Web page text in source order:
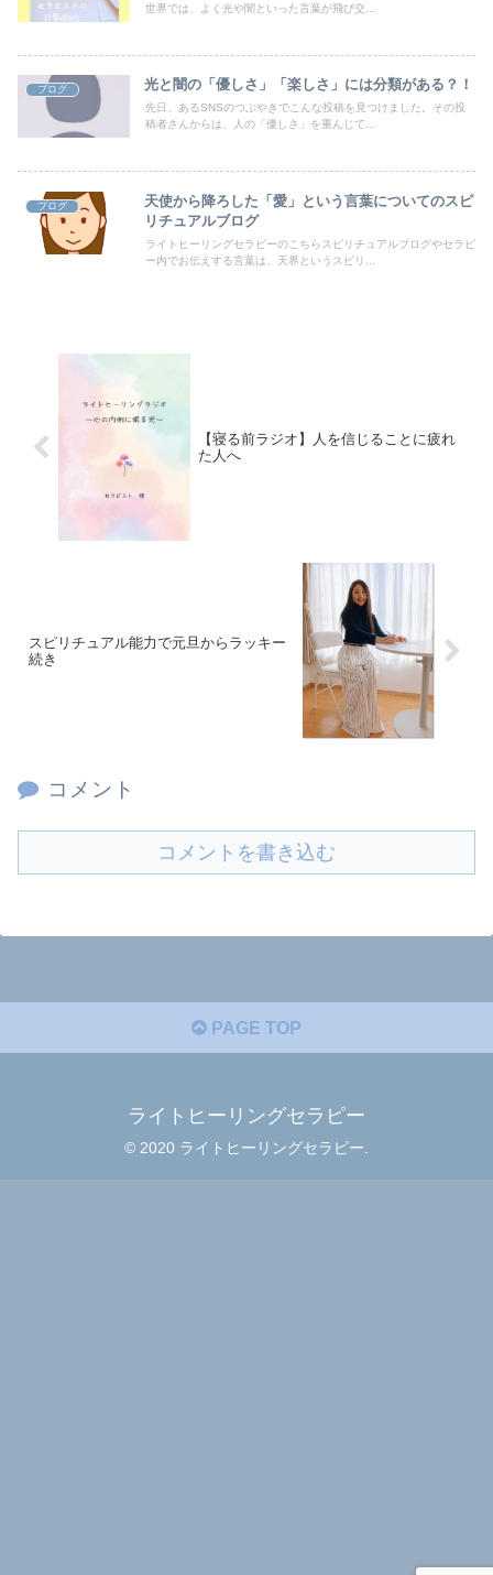
世界では、よく光や闇といった言葉が飛び交...
ブログ 光と闇の「優しさ」「楽しさ」には分類がある？！
先日、あるSNSのつぶやきでこんな投稿を見つけました。その投
稿者さんからは、人の「優しさ」を重んじて...
ブログ
天使から降ろした「愛」という言葉についてのスピ
リチュアルブログ
ライトヒーリングセラピーのこちらスピリチュアルブログやセラピ
ー内でお伝えする言葉は、天界というスピリ...
【寝る前ラジオ】人を信じることに疲れ
た人へ
スピリチュアル能力で元旦からラッキー
続き
コメント
コメントを書き込む
PAGE TOP
ライトヒーリングセラピー
© 2020 ライトヒーリングセラピー.